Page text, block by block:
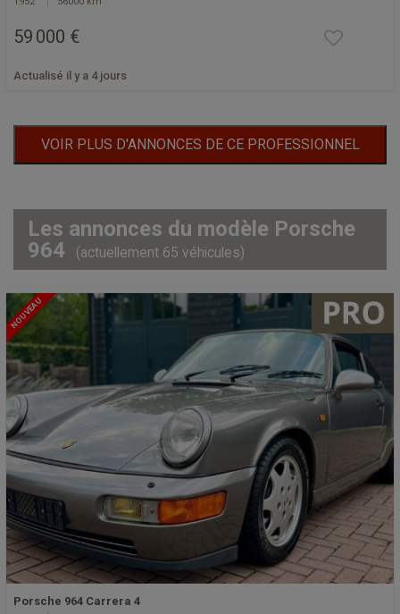
59 000 €
Actualisé il y a 4 jours
VOIR PLUS D'ANNONCES DE CE PROFESSIONNEL
Les annonces du modèle Porsche
964
(actuellement 65 véhicules)
NOUVEAU
Porsche 964 Carrera 4